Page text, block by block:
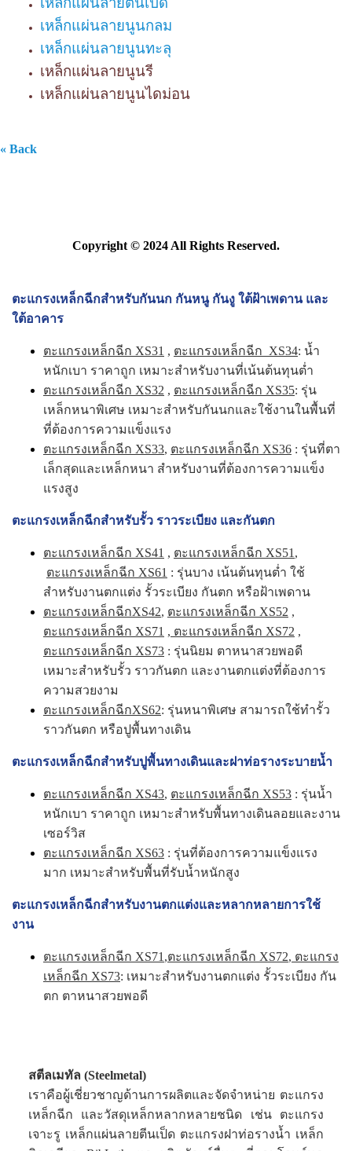
เหล็กแผ่นลายนูนกลม
เหล็กแผ่นลายนูนทะลุ
เหล็กแผ่นลายนูนรี
เหล็กแผ่นลายนูนไดม่อน
« Back
Copyright © 2024 All Rights Reserved.
ตะแกรงเหล็กฉีกสำหรับกันนก กันหนู กันงู ใต้ฝ้าเพดาน และ
ใต้อาคาร
ตะแกรงเหล็กฉีก XS31 , ตะแกรงเหล็กฉีก XS34: น้ำ
หนักเบา ราคาถูก เหมาะสำหรับงานที่เน้นต้นทุนต่ำ
ตะแกรงเหล็กฉีก XS32 , ตะแกรงเหล็กฉีก XS35: รุ่น
เหล็กหนาพิเศษ เหมาะสำหรับกันนกและใช้งานในพื้นที่
ที่ต้องการความแข็งแรง
ตะแกรงเหล็กฉีก XS33, ตะแกรงเหล็กฉีก XS36 : รุ่นที่ตา
เล็กสุดและเหล็กหนา สำหรับงานที่ต้องการความแข็ง
แรงสูง
ตะแกรงเหล็กฉีกสำหรับรั้ว ราวระเบียง และกันตก
ตะแกรงเหล็กฉีก XS41 , ตะแกรงเหล็กฉีก XS51 ,
ตะแกรงเหล็กฉีก XS61 : รุ่นบาง เน้นต้นทุนต่ำ ใช้
สำหรับงานตกแต่ง รั้วระเบียง กันตก หรือฝ้าเพดาน
ตะแกรงเหล็กฉีกXS42, ตะแกรงเหล็กฉีก XS52 ,
ตะแกรงเหล็กฉีก XS71 , ตะแกรงเหล็กฉีก XS72 ,
ตะแกรงเหล็กฉีก XS73 : รุ่นนิยม ตาหนาสวยพอดี
เหมาะสำหรับรั้ว ราวกันตก และงานตกแต่งที่ต้องการ
ความสวยงาม
ตะแกรงเหล็กฉีกXS62: รุ่นหนาพิเศษ สามารถใช้ทำรั้ว
ราวกันตก หรือปูพื้นทางเดิน
ตะแกรงเหล็กฉีกสำหรับปูพื้นทางเดินและฝาท่อรางระบายน้ำ
ตะแกรงเหล็กฉีก XS43, ตะแกรงเหล็กฉีก XS53 : รุ่นน้ำ
หนักเบา ราคาถูก เหมาะสำหรับพื้นทางเดินลอยและงาน
เซอร์วิส
ตะแกรงเหล็กฉีก XS63 : รุ่นที่ต้องการความแข็งแรง
มาก เหมาะสำหรับพื้นที่รับน้ำหนักสูง
ตะแกรงเหล็กฉีกสำหรับงานตกแต่งและหลากหลายการใช้
งาน
ตะแกรงเหล็กฉีก XS71 ,ตะแกรงเหล็กฉีก XS72, ตะแกรง
เหล็กฉีก XS73: เหมาะสำหรับงานตกแต่ง รั้วระเบียง กัน
ตก ตาหนาสวยพอดี
สตีลเมทัล (Steelmetal)
เราคือผู้เชี่ยวชาญด้านการผลิตและจัดจำหน่าย ตะแกรง
เหล็กฉีก และวัสดุเหล็กหลากหลายชนิด เช่น ตะแกรง
เจาะรู เหล็กแผ่นลายตีนเป็ด ตะแกรงฝาท่อรางน้ำ เหล็ก